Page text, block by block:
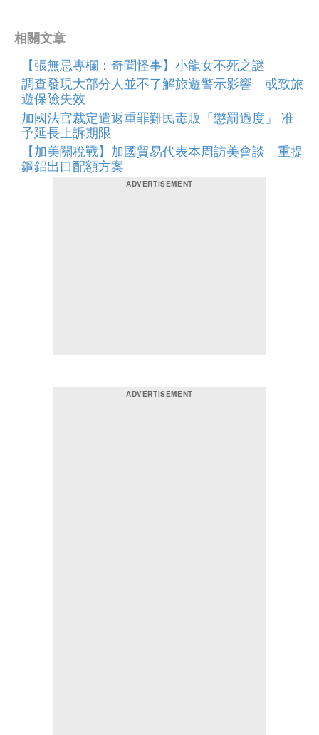
相關文章
【張無忌專欄：奇聞怪事】小龍女不死之謎
調查發現大部分人並不了解旅遊警示影響 或致旅
遊保險失效
加國法官裁定遣返重罪難民毒販「懲罰過度」 准
予延長上訴期限
【加美關稅戰】加國貿易代表本周訪美會談 重提
鋼鋁出口配額方案